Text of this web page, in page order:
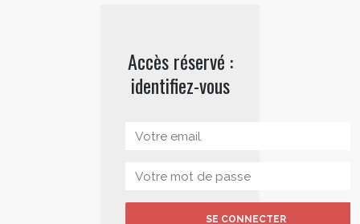
Accès réservé :
identifiez-vous
SE CONNECTER